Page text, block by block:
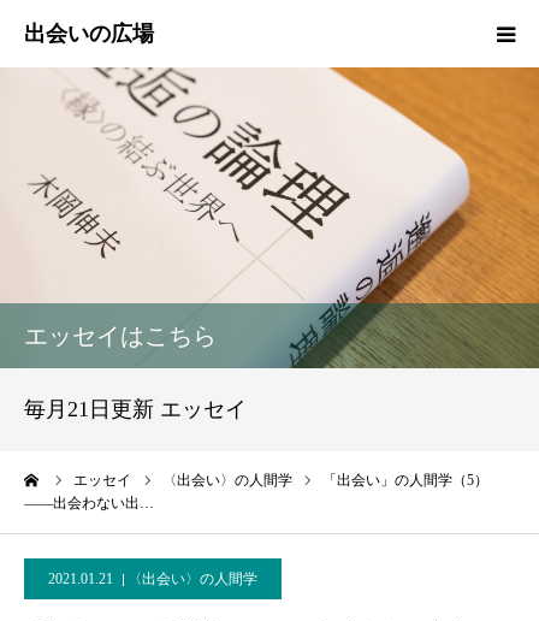
エッセイはこちら
毎月21日更新 エッセイ
エッセイ 〈出会い〉の人間学
「出会い」の人間学（5）
――出会わない出…
2021.01.21 〈出会い〉の人間学
HOME
新着情報
エッセイ
活動報告
出会いの広場